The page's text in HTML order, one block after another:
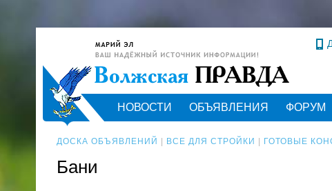
НОВОСТИ ОБЪЯВЛЕНИЯ ФОРУМ
ДОСКА ОБЪЯВЛЕНИЙ ВСЕ ДЛЯ СТРОЙКИ ГОТОВЫЕ
Бани